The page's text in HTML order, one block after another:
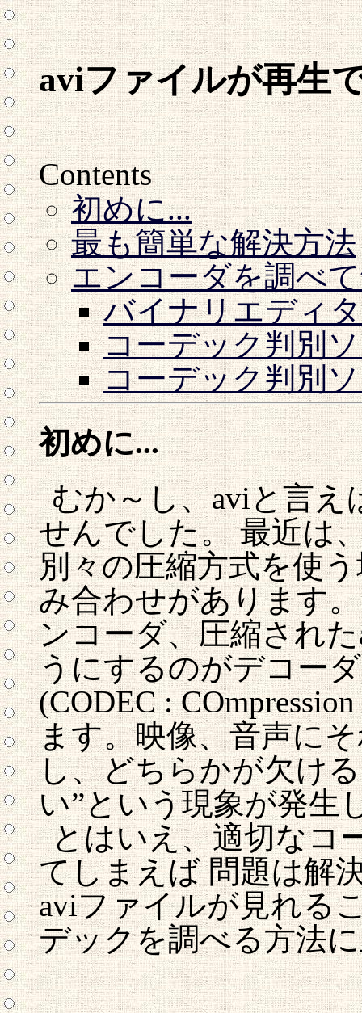
aviファイルが再生
Contents
初めに...
最も簡単な解決方法
エンコーダを調べ
バイナリエディ
コーデック判別
コーデック判別
初めに...
むか～し、aviと言
せんでした。 最近は
別々の圧縮方式を使
み合わせがあります
ンコーダ、圧縮され
うにするのがデコー
(CODEC :
ます。映像、音声に
し、どちらかが欠け
い”という現象が発生
とはいえ、適切なコ
てしまえば 問題は解
aviファイルが見れる
デックを調べる方法